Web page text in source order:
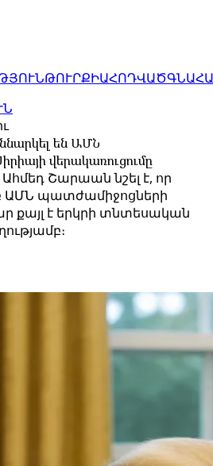
ԹՈՒՐՔԻԱՀՈԴՎԱԾ
են ԱՄՆ
վերակառուցումը
Շարաան նշել է, որ
ԱՄՆ պատժամիջոցների
քայլ է երկրի տնտեսական